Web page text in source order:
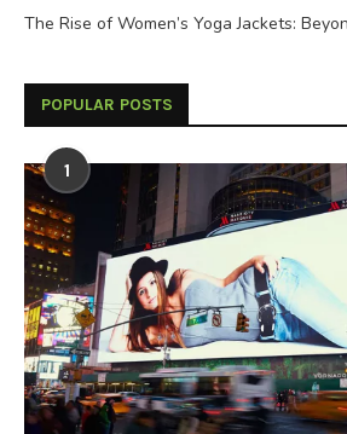
The Rise of Women’s Yoga Jackets:
POPULAR POSTS
1